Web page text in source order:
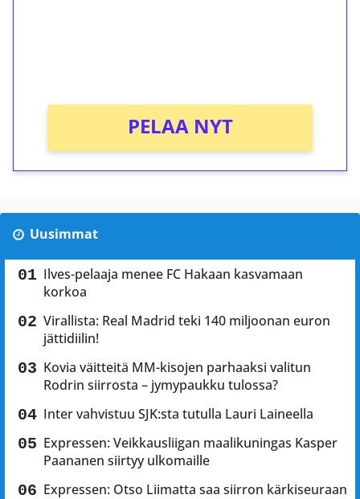
PELAA NYT
Uusimmat
Ilves-pelaaja menee FC Hakaan kasvamaan
korkoa
Virallista: Real Madrid teki 140 miljoonan euron
jättidiilin!
Kovia väitteitä MM-kisojen parhaaksi valitun
Rodrin siirrosta – jymypaukku tulossa?
Inter vahvistuu SJK:sta tutulla Lauri Laineella
Expressen: Veikkausliigan maalikuningas Kasper
Paananen siirtyy ulkomaille
Expressen: Otso Liimatta saa siirron kärkiseuraan